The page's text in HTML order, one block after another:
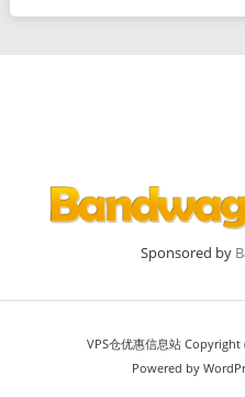
Sponsored by
VPS仓优惠信息站 Copyright
Powered by